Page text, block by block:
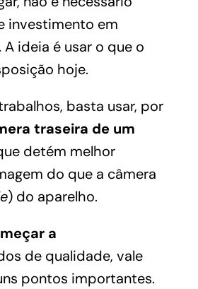
investimento em
ideia é usar o que o
hoje.
basta usar, por
traseira de um
detém melhor
do que a câmera
) do aparelho.
a
de qualidade, vale
pontos importantes.